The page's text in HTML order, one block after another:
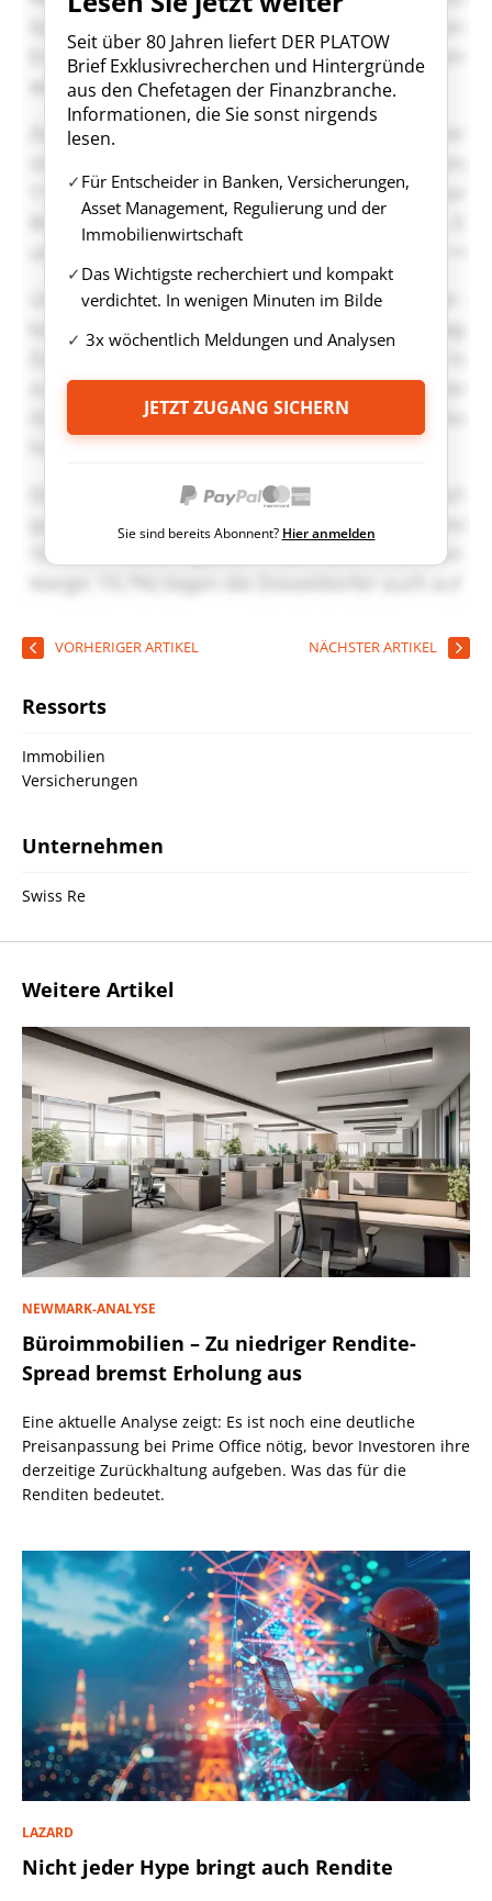
Seit über 80 Jahren liefert DER PLATOW
Brief Exklusivrecherchen und Hintergründe
aus den Chefetagen der Finanzbranche.
Informationen, die Sie sonst nirgends
lesen.
Für Entscheider in Banken, Versicherungen,
Asset Management, Regulierung und der
Immobilienwirtschaft
Das Wichtigste recherchiert und kompakt
verdichtet. In wenigen Minuten im Bilde
3x wöchentlich Meldungen und Analysen
JETZT ZUGANG SICHERN
Sie sind bereits Abonnent? Hier anmelden
VORHERIGER ARTIKEL NÄCHSTER ARTIKEL
Ressorts
Immobilien
Versicherungen
Unternehmen
Swiss Re
Weitere Artikel
NEWMARK-ANALYSE
Büroimmobilien – Zu niedriger Rendite-
Spread bremst Erholung aus
Eine aktuelle Analyse zeigt: Es ist noch eine deutliche
Preisanpassung bei Prime Office nötig, bevor Investoren ihre
derzeitige Zurückhaltung aufgeben. Was das für die
Renditen bedeutet.
LAZARD
Nicht jeder Hype bringt auch Rendite